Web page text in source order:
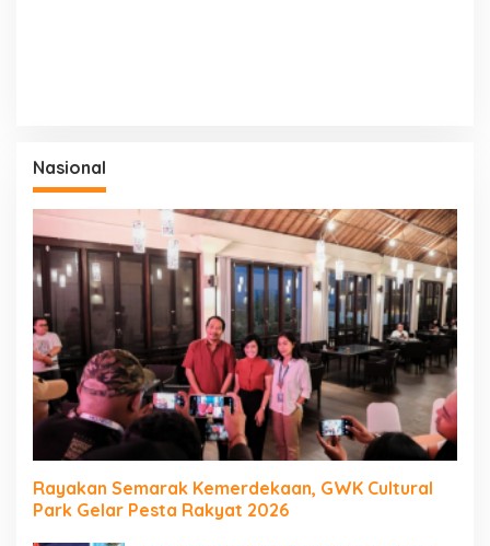
Nasional
Rayakan Semarak Kemerdekaan, GWK Cultural
Park Gelar Pesta Rakyat 2026